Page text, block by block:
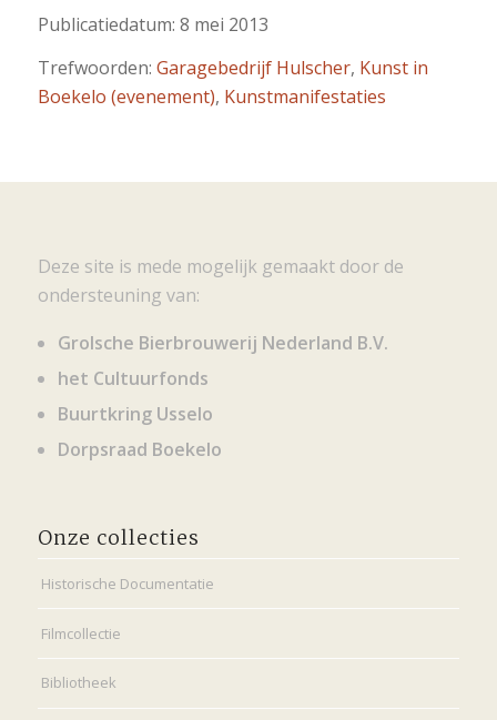
Publicatiedatum: 8 mei 2013
Trefwoorden: Garagebedrijf Hulscher, Kunst in
Boekelo (evenement), Kunstmanifestaties
Deze site is mede mogelijk gemaakt door de
ondersteuning van:
Grolsche Bierbrouwerij Nederland B.V.
het Cultuurfonds
Buurtkring Usselo
Dorpsraad Boekelo
Onze collecties
Historische Documentatie
Filmcollectie
Bibliotheek